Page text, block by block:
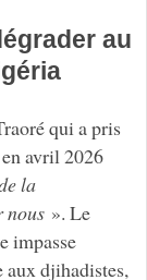
au
qui a pris
avril 2026
la
nous». Le
impasse
aux djihadistes,